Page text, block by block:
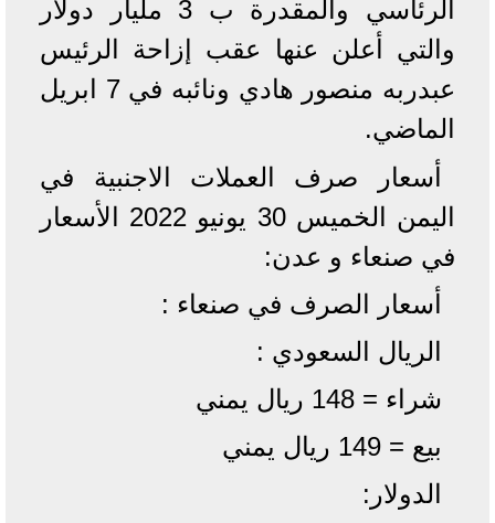
الرئاسي والمقدرة ب 3 مليار دولار
والتي أعلن عنها عقب إزاحة الرئيس
عبدربه منصور هادي ونائبه في 7 ابريل
الماضي.
أسعار صرف العملات الاجنبية في
اليمن الخميس 30 يونيو 2022 الأسعار
في صنعاء و عدن:
أسعار الصرف في صنعاء :
الريال السعودي :
شراء = 148 ريال يمني
بيع = 149 ريال يمني
الدولار: